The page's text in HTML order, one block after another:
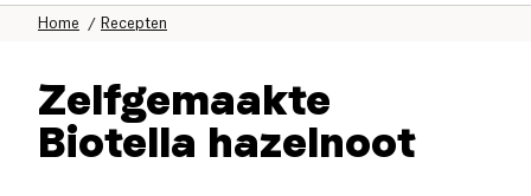
Recepten
Home
Zelfgemaakte
Biotella hazelnoot